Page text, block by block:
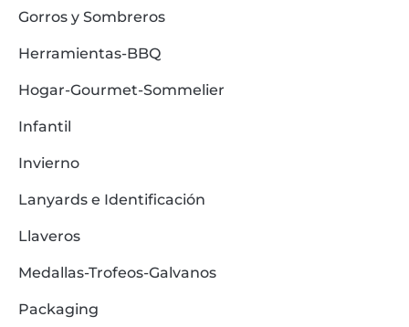
Gorros y Sombreros
Herramientas-BBQ
Hogar-Gourmet-Sommelier
Infantil
Invierno
Lanyards e Identificación
Llaveros
Medallas-Trofeos-Galvanos
Packaging